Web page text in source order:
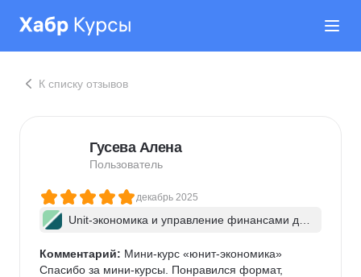
К списку отзывов
Гусева Алена
Пользователь
декабрь 2025
Unit-экономика и управление финансами дл
Комментарий: Мини-курс «юнит-экономика»
Спасибо за мини-курсы. Понравился формат,